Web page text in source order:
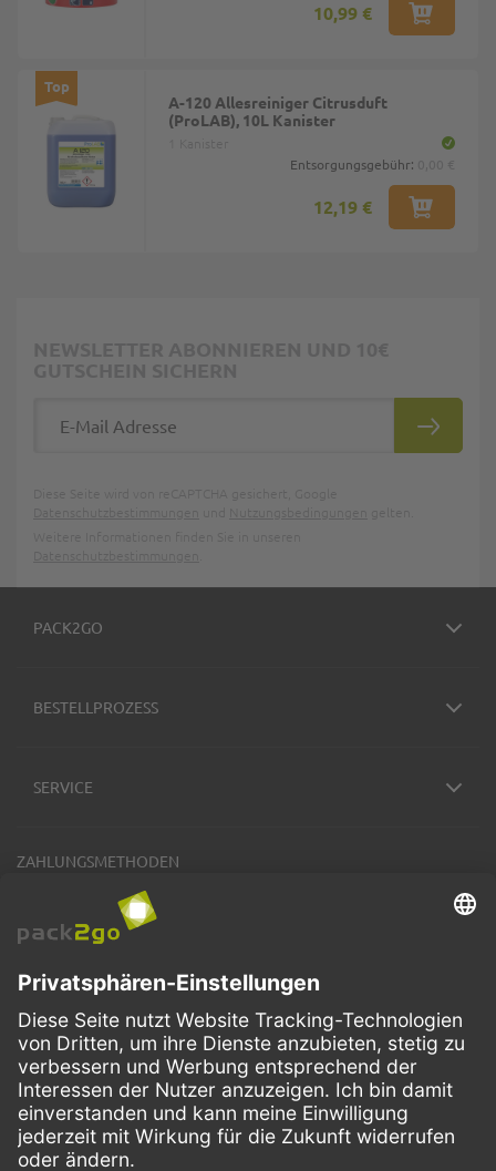
10,99 €
Top
A-120 Allesreiniger Citrusduft
(ProLAB), 10L Kanister
Entsorgungsgebühr:
12,19 €
PACK2GO
BESTELLPROZESS
SERVICE
ZAHLUNGSMETHODEN
VERSANDARTEN
FacebookInstagramLinkedIn